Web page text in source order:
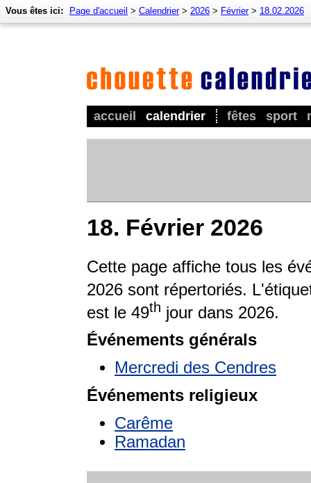
accueil calendrier fêtes sport
Vous êtes ici: Page d'accueil > Calendrier> 2026 > Février> 18.02.2026
18. Février 2026
Cette page affiche tous les
2026 sont répertoriés.
est le 49th jour dans 2026.
Événements générals
Mercredi des Cendres
Événements religieux
Carême
Ramadan